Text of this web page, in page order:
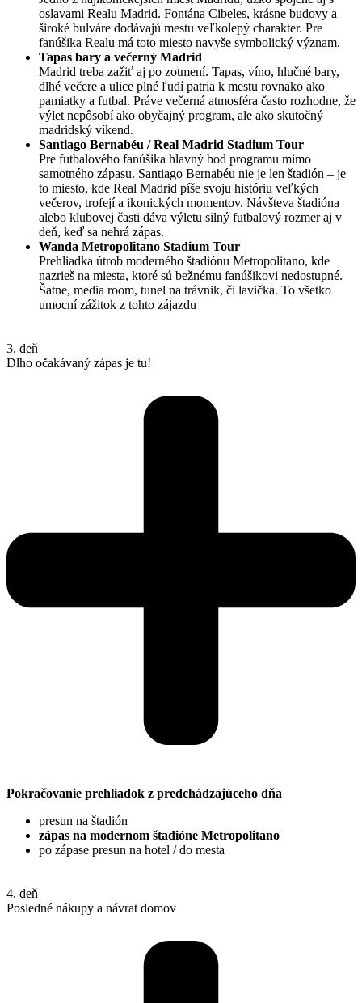
oslavami Realu Madrid. Fontána Cibeles, krásne budovy a
široké bulváre dodávajú mestu veľkolepý charakter. Pre
fanúšika Realu má toto miesto navyše symbolický význam.
Tapas bary a večerný Madrid
Madrid treba zažiť aj po zotmení. Tapas, víno, hlučné bary,
dlhé večere a ulice plné ľudí patria k mestu rovnako ako
pamiatky a futbal. Práve večerná atmosféra často rozhodne, že
výlet nepôsobí ako obyčajný program, ale ako skutočný
madridský víkend.
Santiago Bernabéu / Real Madrid Stadium Tour
Pre futbalového fanúšika hlavný bod programu mimo
samotného zápasu. Santiago Bernabéu nie je len štadión – je
to miesto, kde Real Madrid píše svoju históriu veľkých
večerov, trofejí a ikonických momentov. Návšteva štadióna
alebo klubovej časti dáva výletu silný futbalový rozmer aj v
deň, keď sa nehrá zápas.
Wanda Metropolitano Stadium Tour
Prehliadka útrob moderného štadiónu Metropolitano, kde
nazrieš na miesta, ktoré sú bežnému fanúšikovi nedostupné.
Šatne, media room, tunel na trávnik, či lavička. To všetko
umocní zážitok z tohto zájazdu
3. deň
Dlho očakávaný zápas je tu!
Pokračovanie prehliadok z predchádzajúceho dňa
presun na štadión
zápas na modernom štadióne Metropolitano
po zápase presun na hotel / do mesta
4. deň
Posledné nákupy a návrat domov